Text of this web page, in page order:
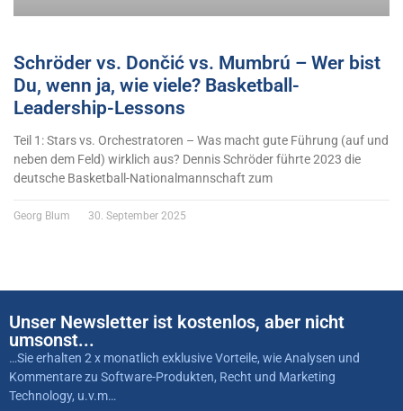
Schröder vs. Dončić vs. Mumbrú – Wer bist
Du, wenn ja, wie viele? Basketball-
Leadership-Lessons
Teil 1: Stars vs. Orchestratoren – Was macht gute Führung (auf und
neben dem Feld) wirklich aus? Dennis Schröder führte 2023 die
deutsche Basketball-Nationalmannschaft zum
Georg Blum 30. September 2025
Unser Newsletter ist kostenlos, aber nicht
umsonst...
…Sie erhalten 2 x monatlich exklusive Vorteile, wie Analysen und
Kommentare zu Software-Produkten, Recht und Marketing
Technology, u.v.m…